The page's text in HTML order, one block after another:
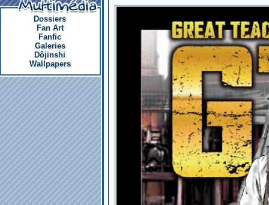
Dossiers
Fan Art
Fanfic
Galeries
Dôjinshi
Wallpapers